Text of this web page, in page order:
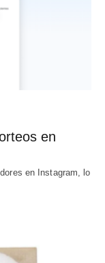
en
en Instagram, lo